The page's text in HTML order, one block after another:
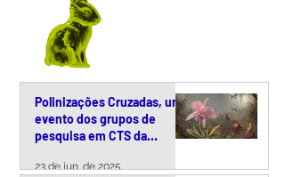
Polinizações Cruzadas, um
evento dos grupos de
pesquisa em CTS da
23 de jun. de 2025